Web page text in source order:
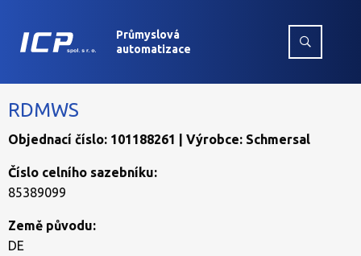
Průmyslová
automatizace
RDMWS
Objednací číslo: 101188261 | Výrobce: Schmersal
Číslo celního sazebníku:
85389099
Země původu:
DE